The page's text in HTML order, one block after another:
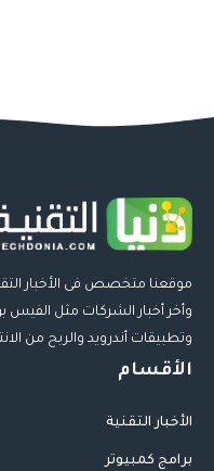
موقعنا متخصص فى الأخبار
وأخر أخبار الشركات مثل
وتطبيقات أندرويد والربح من
الأقسام
الأخبار التقنية
برامج كمبيوتر